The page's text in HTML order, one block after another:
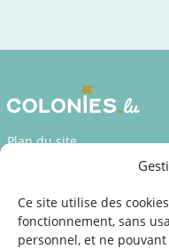
Ce site utilise des
fonctionnement, sans
personnel, et ne
Plan du site
Déclaration d’accessibilité
Mentions légales
©2026 SNJ